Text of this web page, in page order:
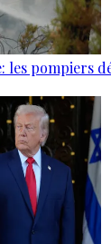
les pompiers